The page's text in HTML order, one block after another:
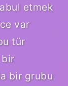
etmek
var
tür
bir grubu